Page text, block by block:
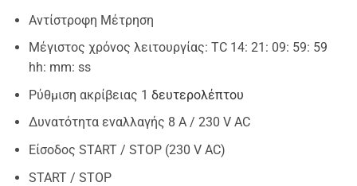
Αντίστροφη Μέτρηση
Μέγιστος χρόνος λειτουργίας: TC 14: 21: 09: 59: 59
hh: mm: ss
Ρύθμιση ακρίβειας 1 δευτερολέπτου
Δυνατότητα εναλλαγής 8 A / 230 V AC
Είσοδος START / STOP (230 V AC)
START / STOP